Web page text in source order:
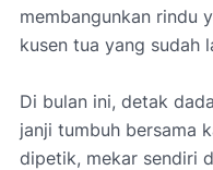
membangunkan rindu
kusen tua yang sudah
Di bulan ini, detak
janji tumbuh bersama
dipetik, mekar sendiri